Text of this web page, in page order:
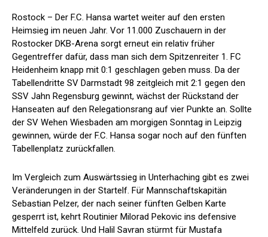
Rostock – Der F.C. Hansa wartet weiter auf den ersten
Heimsieg im neuen Jahr. Vor 11.000 Zuschauern in der
Rostocker DKB-Arena sorgt erneut ein relativ früher
Gegentreffer dafür, dass man sich dem Spitzenreiter 1. FC
Heidenheim knapp mit 0:1 geschlagen geben muss. Da der
Tabellendritte SV Darmstadt 98 zeitgleich mit 2:1 gegen den
SSV Jahn Regensburg gewinnt, wächst der Rückstand der
Hanseaten auf den Relegationsrang auf vier Punkte an. Sollte
der SV Wehen Wiesbaden am morgigen Sonntag in Leipzig
gewinnen, würde der F.C. Hansa sogar noch auf den fünften
Tabellenplatz zurückfallen.
Im Vergleich zum Auswärtssieg in Unterhaching gibt es zwei
Veränderungen in der Startelf. Für Mannschaftskapitän
Sebastian Pelzer, der nach seiner fünften Gelben Karte
gesperrt ist, kehrt Routinier Milorad Pekovic ins defensive
Mittelfeld zurück. Und Halil Savran stürmt für Mustafa